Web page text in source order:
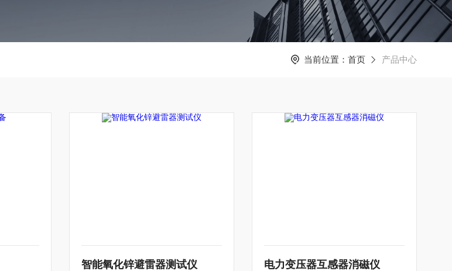
当前位置： 首页 产品中心
智能氧化锌避雷器测试仪 电力变压器互感器消磁仪